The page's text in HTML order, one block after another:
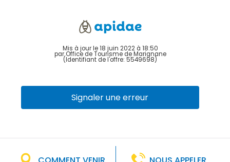
Mis à jour le 18 juin 2022 à 18:50
par Office de Tourisme de Marignane
(Identifiant de l'offre: 5549698)
Signaler une erreur